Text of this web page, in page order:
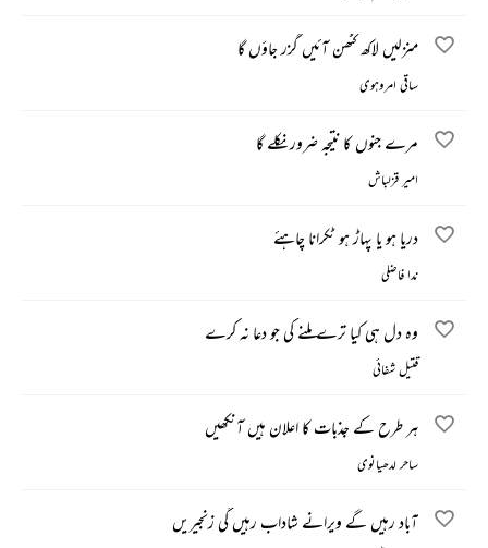
منزلیں لاکھ کٹھن آئیں گزر جاؤں گا
ساقی امروہوی
مرے جنوں کا نتیجہ ضرور نکلے گا
امیر قزلباش
دریا ہو یا پہاڑ ہو ٹکرانا چاہئے
ندا فاضلی
وہ دل ہی کیا ترے ملنے کی جو دعا نہ کرے
قتیل شفائی
ہر طرح کے جذبات کا اعلان ہیں آنکھیں
ساحر لدھیانوی
آباد رہیں گے ویرانے شاداب رہیں گی زنجیریں